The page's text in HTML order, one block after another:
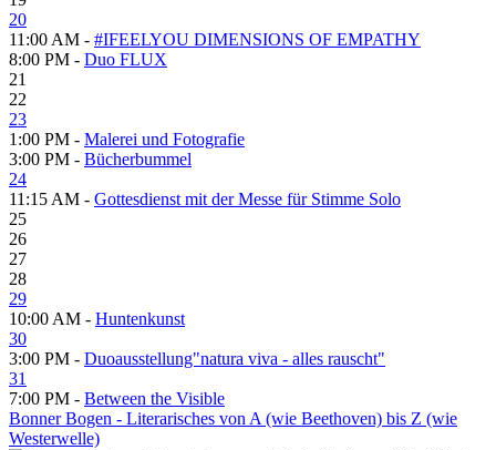
20
11:00 AM - #IFEELYOU DIMENSIONS OF EMPATHY
8:00 PM - Duo FLUX
21
22
23
1:00 PM - Malerei und Fotografie
3:00 PM - Bücherbummel
24
11:15 AM - Gottesdienst mit der Messe für Stimme Solo
25
26
27
28
29
10:00 AM - Huntenkunst
30
3:00 PM - Duoausstellung"natura viva - alles rauscht"
31
7:00 PM - Between the Visible
Bonner Bogen - Literarisches von A (wie Beethoven) bis Z (wie
Westerwelle)